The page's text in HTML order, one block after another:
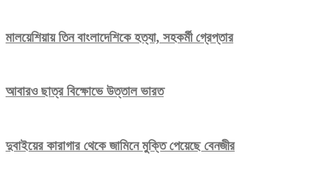
মালয়েশিয়ায় তিন বাংলাদেশিকে হত্যা, সহকর্মী গ্রেপ্তার
আবারও ছাত্র বিক্ষোভে উত্তাল ভারত
দুবাইয়ের কারাগার থেকে জামিনে মুক্তি পেয়েছে বেনজীর